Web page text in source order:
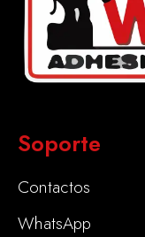
Soporte
Contactos
WhatsApp